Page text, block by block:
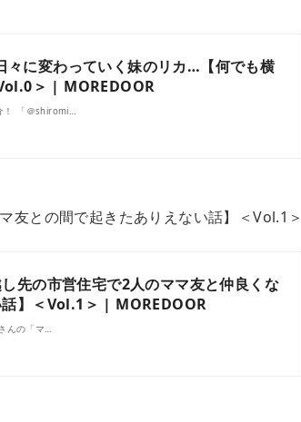
に変わっていく妹のリカ…【何でも横
＞ | MOREDOOR
！ 「＠shiromi…
友との間で起きたありえない話】＜Vol.1＞
先の市営住宅で2人のママ友と仲良くな
】＜Vol.1＞ | MOREDOOR
んの「マ…